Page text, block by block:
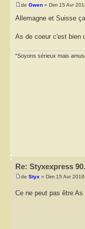
de Gwen » Dim 15 Avr
Allemagne et Suisse
As de coeur c'est bien
"Soyons sérieux mais
Re: Styxexpress
de Styx » Dim 15 Avr
Ce ne peut pas être